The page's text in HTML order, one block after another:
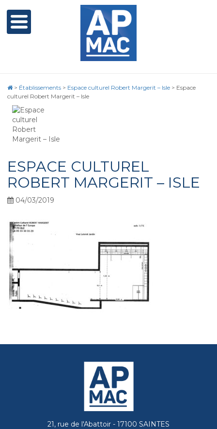
> Établissements > Espace culturel Robert Margerit – Isle > Espace
culturel Robert Margerit – Isle
ESPACE CULTUREL
ROBERT MARGERIT – ISLE
04/03/2019
21, rue de l'Abattoir - 17100 SAINTES